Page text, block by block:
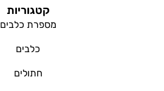
קטגוריות
מספרת כלבים
כלבים
חתולים